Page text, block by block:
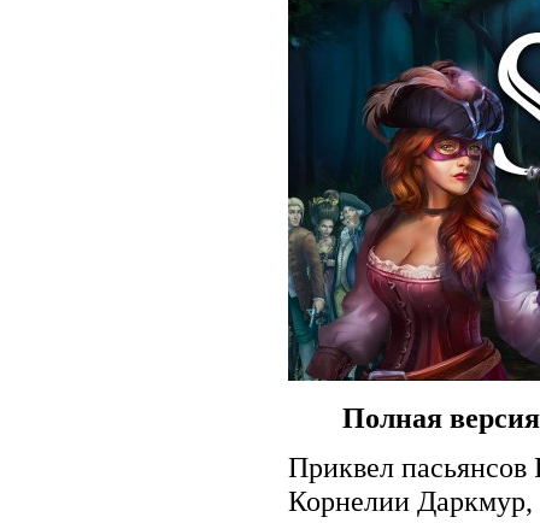
Полная
Приквел пасьянсов
Корнелии Даркмур,